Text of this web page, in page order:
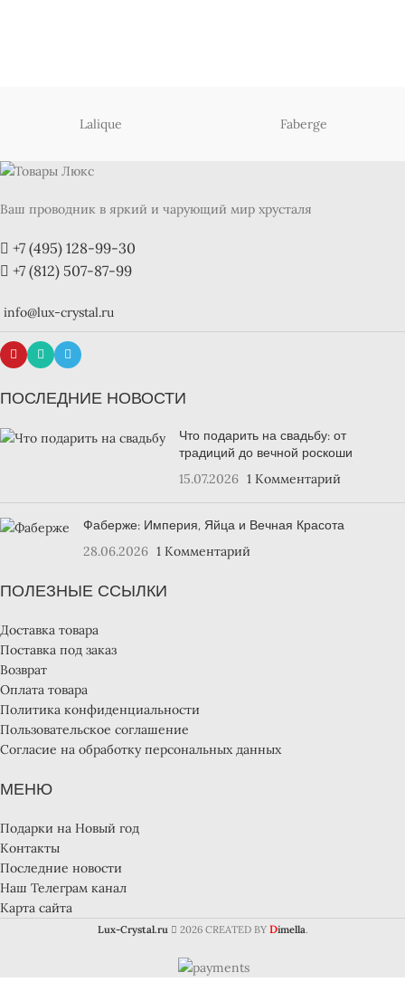
Lalique Faberge
Ваш проводник в яркий и чарующий мир хрусталя
+7 (495) 128-99-30
+7 (812) 507-87-99
info@lux-crystal.ru
ПОСЛЕДНИЕ НОВОСТИ
Что подарить на свадьбу: от
традиций до вечной роскоши
15.07.2026 1 Комментарий
Фаберже: Империя, Яйца и Вечная Красота
28.06.2026 1 Комментарий
ПОЛЕЗНЫЕ ССЫЛКИ
Доставка товара
Поставка под заказ
Возврат
Оплата товара
Политика конфиденциальности
Пользовательское соглашение
Согласие на обработку персональных данных
МЕНЮ
Подарки на Новый год
Контакты
Последние новости
Наш Телеграм канал
Карта сайта
Lux-Crystal.ru 2026 CREATED BY Dimella.